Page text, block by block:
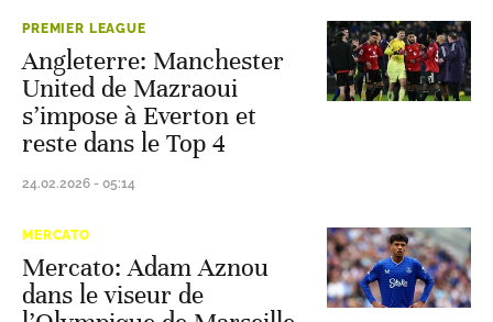
PREMIER LEAGUE
Angleterre: Manchester
United de Mazraoui
s’impose à Everton et
reste dans le Top 4
24.02.2026 - 05:14
MERCATO
Mercato: Adam Aznou
dans le viseur de